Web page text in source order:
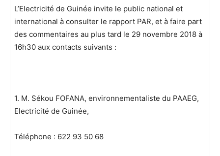
L’Electricité de Guinée invite le public national et
international à consulter le rapport PAR, et à faire part
des commentaires au plus tard le 29 novembre 2018 à
16h30 aux contacts suivants :
1. M. Sékou FOFANA, environnementaliste du PAAEG,
Electricité de Guinée,
Téléphone : 622 93 50 68